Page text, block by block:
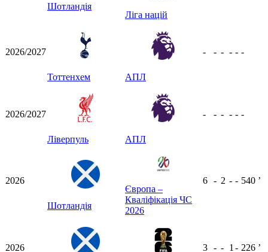
Шотландія
Ліга націй
2026/2027
Тоттенхем АПЛ
- - - - - -
2026/2027
Ліверпуль АПЛ
- - - - - -
2026
Шотландія
Європа –
Кваліфікація ЧС
2026
6 - 2 - - 540 ʼ
2026 3 - - 1 - 226 ʼ